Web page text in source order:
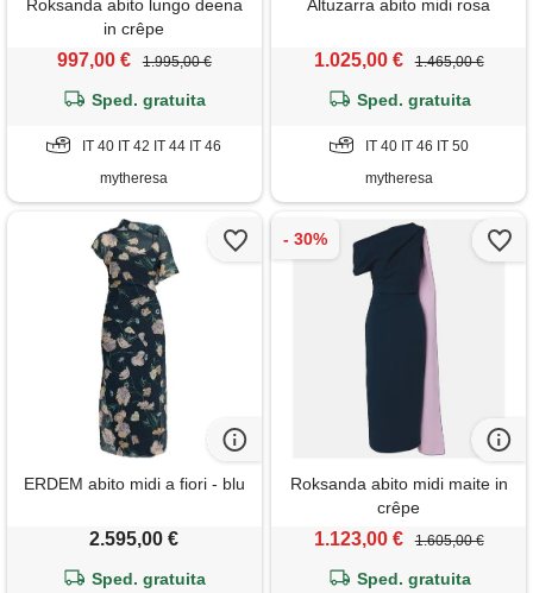
Roksanda abito lungo deena
in crêpe
997,00 € 1.995,00 €
Sped. gratuita
IT 40 IT 42 IT 44 IT 46
mytheresa
Altuzarra abito midi rosa
1.025,00 € 1.465,00 €
Sped. gratuita
IT 40 IT 46 IT 50
mytheresa
ERDEM abito midi a fiori - blu
2.595,00 €
Sped. gratuita
Roksanda abito midi maite in
crêpe
1.123,00 € 1.605,00 €
Sped. gratuita